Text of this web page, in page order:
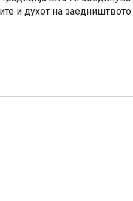
и духот на заедништвото.